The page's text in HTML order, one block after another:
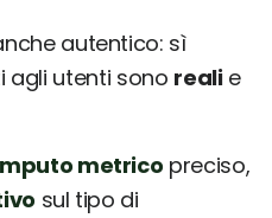
autentico: sì
agli utenti sono realie
metrico preciso,
sul tipo di